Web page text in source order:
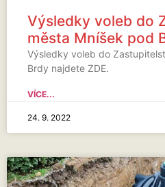
Výsledky voleb do
města Mníšek pod
Výsledky voleb do
Brdy najdete ZDE.
VÍCE...
24. 9. 2022